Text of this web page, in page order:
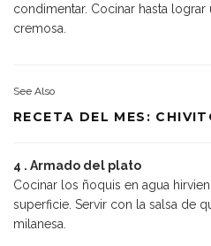
condimentar. Cocinar hasta
cremosa.
See Also
RECETA DEL MES:
4 . Armado del plato
Cocinar los ñoquis en agua
superficie. Servir con la salsa de
milanesa.